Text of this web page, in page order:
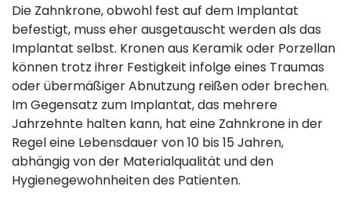
Die Zahnkrone, obwohl fest auf dem Implantat
befestigt, muss eher ausgetauscht werden als das
Implantat selbst. Kronen aus Keramik oder Porzellan
können trotz ihrer Festigkeit infolge eines Traumas
oder übermäßiger Abnutzung reißen oder brechen.
Im Gegensatz zum Implantat, das mehrere
Jahrzehnte halten kann, hat eine Zahnkrone in der
Regel eine Lebensdauer von 10 bis 15 Jahren,
abhängig von der Materialqualität und den
Hygienegewohnheiten des Patienten.